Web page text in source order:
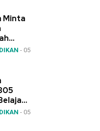
Minta
- 05
- 05